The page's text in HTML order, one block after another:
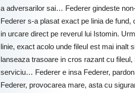
a adversarilor sai… Federer gindeste
Federer s-a plasat exact pe linia de
in urcare direct pe reverul lui Istomin.
linie, exact acolo unde fileul est mai
lanseaza trasoare in cros razant cu
serviciu… Federer e insa Federer,
Federer, provocarea mare, asta cu